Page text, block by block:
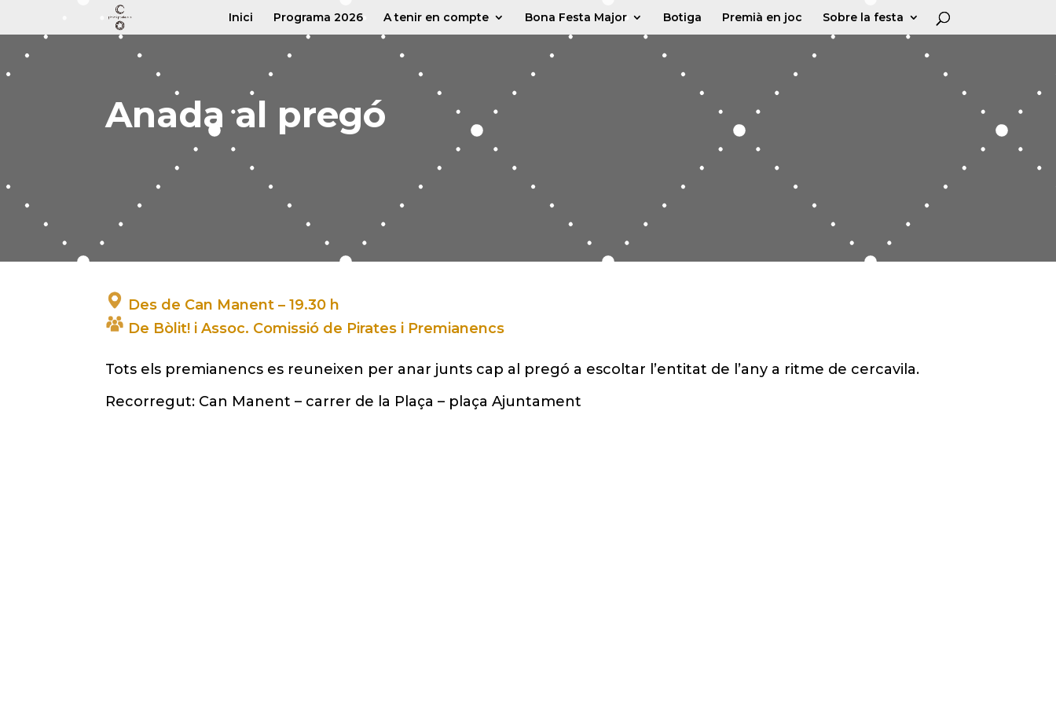
Inici Programa 2026 A tenir en compte Bona Festa Major Botiga Premià en joc Sobre la festa
Anada al pregó
Des de Can Manent – 19.30 h
De Bòlit! i Assoc. Comissió de Pirates i Premianencs
Tots els premianencs es reuneixen per anar junts cap al pregó a escoltar l’entitat de l’any a ritme de cercavila.
Recorregut: Can Manent – carrer de la Plaça – plaça Ajuntament